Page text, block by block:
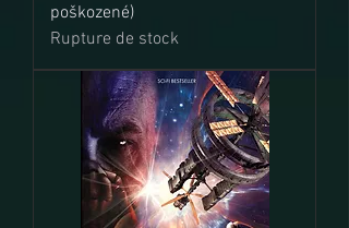
poškozené)
Rupture de stock